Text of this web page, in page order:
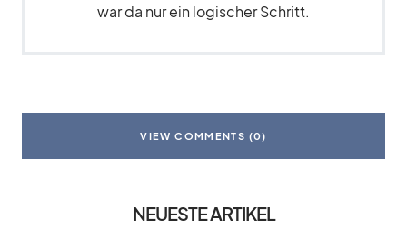
war da nur ein logischer Schritt.
VIEW COMMENTS (0)
NEUESTE ARTIKEL